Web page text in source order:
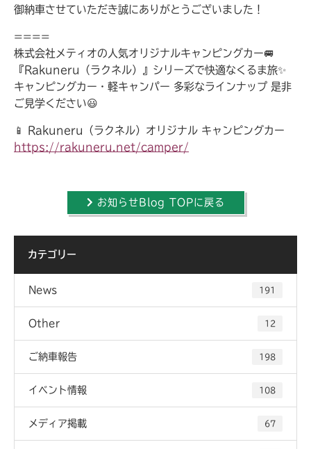
御納車させていただき誠にありがとうございました！
====
株式会社メティオの人気オリジナルキャンピングカー🚐
『Rakuneru（ラクネル）』シリーズで快適なくるま旅✨
キャンピングカー・軽キャンパー 多彩なラインナップ 是非
ご見学ください😃
📱 Rakuneru（ラクネル）オリジナル キャンピングカー
https://rakuneru.net/camper/
お知らせBlog TOPに戻る
カテゴリー
News 191
Other 12
ご納車報告 198
イベント情報 108
メディア掲載 67